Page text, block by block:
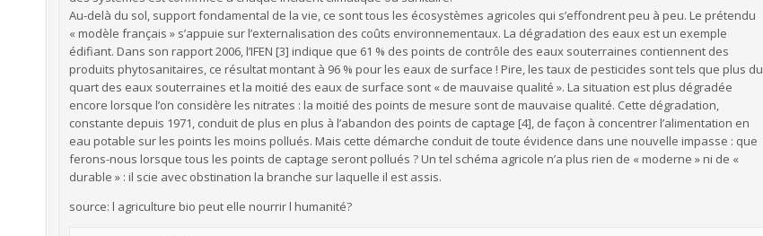
Au-delà du sol, support fondamental de la vie, ce sont tous les écosystèmes agricoles qui s’effondrent peu à peu. Le prétendu
« modèle français » s’appuie sur l’externalisation des coûts environnementaux. La dégradation des eaux est un exemple
édifiant. Dans son rapport 2006, l’IFEN [3] indique que 61 % des points de contrôle des eaux souterraines contiennent des
produits phytosanitaires, ce résultat montant à 96 % pour les eaux de surface ! Pire, les taux de pesticides sont tels que plus du
quart des eaux souterraines et la moitié des eaux de surface sont « de mauvaise qualité ». La situation est plus dégradée
encore lorsque l’on considère les nitrates : la moitié des points de mesure sont de mauvaise qualité. Cette dégradation,
constante depuis 1971, conduit de plus en plus à l’abandon des points de captage [4], de façon à concentrer l’alimentation en
eau potable sur les points les moins pollués. Mais cette démarche conduit de toute évidence dans une nouvelle impasse : que
ferons-nous lorsque tous les points de captage seront pollués ? Un tel schéma agricole n’a plus rien de « moderne » ni de «
durable » : il scie avec obstination la branche sur laquelle il est assis.
source: l agriculture bio peut elle nourrir l humanité?